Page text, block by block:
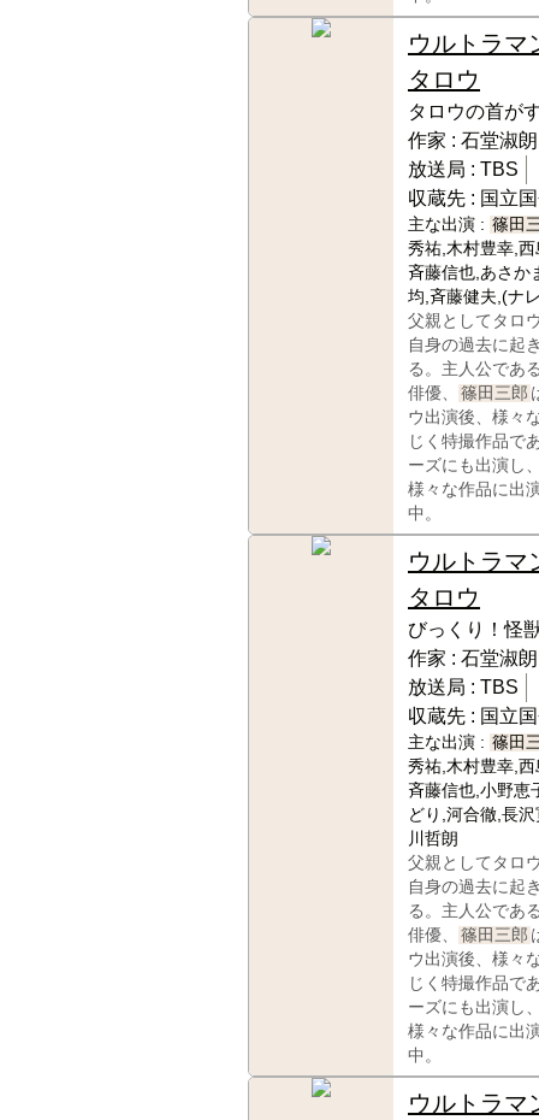
ウルトラマ
タロウ
タロウの首が
作家 : 石堂淑朗
放送局 : TBS
収蔵先 : 国立
主な出演 : 篠田
秀祐,木村豊幸,
斉藤信也,あさか
均,斉藤健夫,(ナ
父親としてタロ
自身の過去に起
る。主人公であ
俳優、
篠田三郎
ウ出演後、様々
じく特撮作品で
ーズにも出演し
様々な作品に出
中。
ウルトラマ
タロウ
びっくり！怪
作家 : 石堂淑朗
放送局 : TBS
収蔵先 : 国立
主な出演 : 篠田
秀祐,木村豊幸,
斉藤信也,小野恵
どり,河合徹,長
川哲朗
父親としてタロ
自身の過去に起
る。主人公であ
俳優、
篠田三郎
ウ出演後、様々
じく特撮作品で
ーズにも出演し
様々な作品に出
中。
ウルトラマ